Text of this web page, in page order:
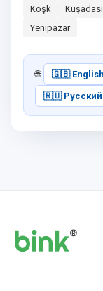
Köşk
Kuşadası
Yenipazar
🌐 🇬🇧 English
🇷🇺 Русский